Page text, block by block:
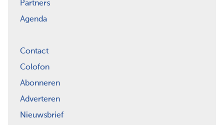
Partners
Agenda
Contact
Colofon
Abonneren
Adverteren
Nieuwsbrief